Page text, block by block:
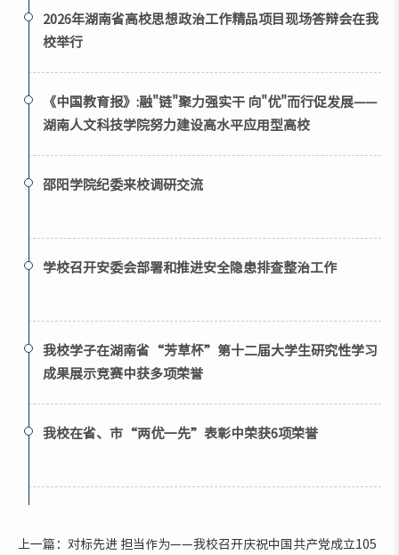
2026年湖南省高校思想政治工作精品项目现场答辩会在我
校举行
《中国教育报》:融"链"聚力强实干 向"优"而行促发展——
湖南人文科技学院努力建设高水平应用型高校
邵阳学院纪委来校调研交流
学校召开安委会部署和推进安全隐患排查整治工作
我校学子在湖南省“芳草杯”第十二届大学生研究性学习
成果展示竞赛中获多项荣誉
我校在省、市“两优一先”表彰中荣获6项荣誉
上一篇：对标先进 担当作为——我校召开庆祝中国共产党成立105